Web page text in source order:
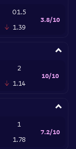
O1.5
1.39
3.8/10
2
1.14
10/10
1
1.78
7.2/10